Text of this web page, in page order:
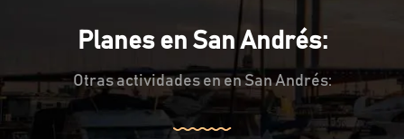
Planes en San Andrés:
Otras actividades en en San Andrés: